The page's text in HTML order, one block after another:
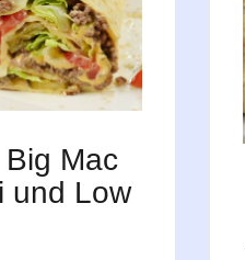
Mac
und Low